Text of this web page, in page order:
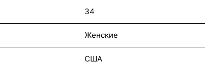
34
Женские
США